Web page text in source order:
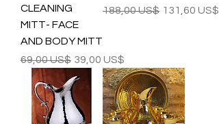
CLEANING
MITT- FACE
AND BODY MITT
Precio
69,00 US$ Precio de oferta
39,00 US$
Precio
188,00 US$ Precio de
131,60 US$